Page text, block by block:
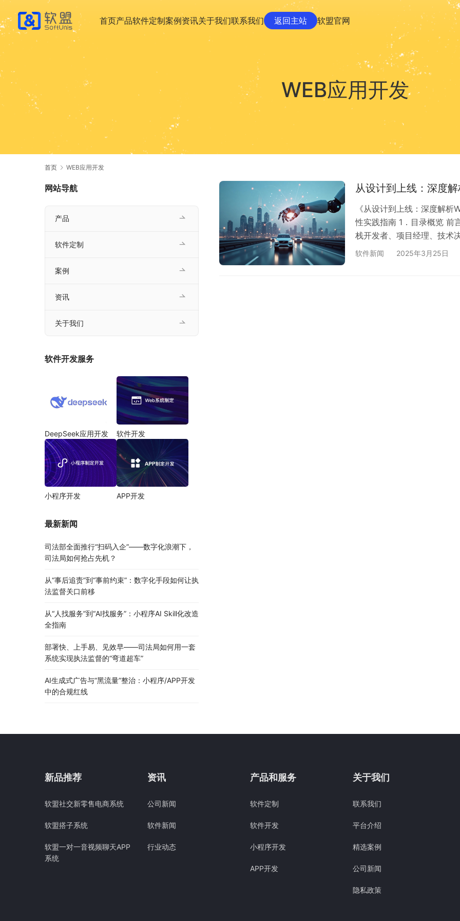
首页产品软件定制案例资讯关于我们联系我们 返回主站 软盟官网
WEB应用开发
首页 WEB应用开发
从设计到上线：深度
《从设计到上线：深度解
性实践指南 1．目录概览 前
栈开发者、项目经理、技术
用户需求挖掘 用户画像与
软件新闻 2025年3月25日
网站导航
产品
软件定制
案例
资讯
关于我们
软件开发服务
DeepSeek应用开发 软件开发
小程序开发 APP开发
最新新闻
司法部全面推行“扫码入企”——数字化浪潮下，
司法局如何抢占先机？
从“事后追责”到“事前约束”：数字化手段如何让执
法监督关口前移
从“人找服务”到“AI找服务”：小程序AI Skill化改造
全指南
部署快、上手易、见效早——司法局如何用一套
系统实现执法监督的“弯道超车”
AI生成式广告与“黑流量”整治：小程序/APP开发
中的合规红线
新品推荐
软盟社交新零售电商系统
软盟搭子系统
软盟一对一音视频聊天APP
系统
资讯
公司新闻
软件新闻
行业动态
产品和服务
软件定制
软件开发
小程序开发
APP开发
关于我们
联系我们
平台介绍
精选案例
公司新闻
隐私政策